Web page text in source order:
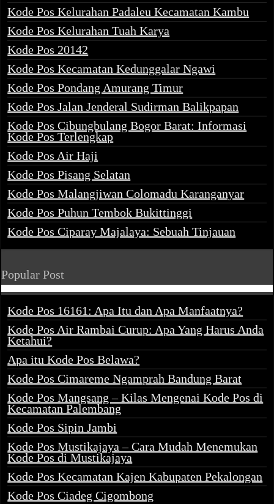
Kode Pos Kelurahan Padaleu Kecamatan Kambu
Kode Pos Kelurahan Tuah Karya
Kode Pos 20142
Kode Pos Kecamatan Kedunggalar Ngawi
Kode Pos Pondang Amurang Timur
Kode Pos Jalan Jenderal Sudirman Balikpapan
Kode Pos Cibungbulang Bogor Barat: Informasi
Kode Pos Terlengkap
Kode Pos Air Haji
Kode Pos Pisang Selatan
Kode Pos Malangjiwan Colomadu Karanganyar
Kode Pos Puhun Tembok Bukittinggi
Kode Pos Ciparay Majalaya: Sebuah Tinjauan
Popular Post
Kode Pos 16161: Apa Itu dan Apa Manfaatnya?
Kode Pos Air Rambai Curup: Apa Yang Harus Anda
Ketahui?
Apa itu Kode Pos Belawa?
Kode Pos Cimareme Ngamprah Bandung Barat
Kode Pos Mangsang – Kilas Mengenai Kode Pos di
Kecamatan Palembang
Kode Pos Sipin Jambi
Kode Pos Mustikajaya – Cara Mudah Menemukan
Kode Pos di Mustikajaya
Kode Pos Kecamatan Kajen Kabupaten Pekalongan
Kode Pos Ciadeg Cigombong